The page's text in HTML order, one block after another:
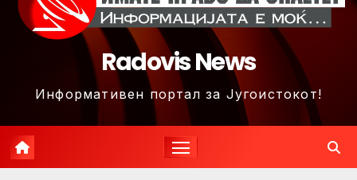
Radovis News
Информативен портал за Југоистокот!